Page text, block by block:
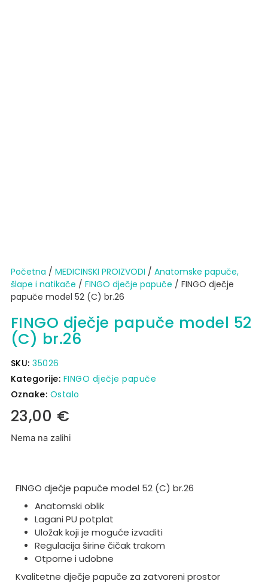
Početna / MEDICINSKI PROIZVODI / Anatomske papuče,
šlape i natikače / FINGO dječje papuče / FINGO dječje
papuče model 52 (C) br.26
FINGO dječje papuče model 52
(C) br.26
SKU:35026
Kategorije: FINGO dječje papuče
Oznake: Ostalo
23,00 €
Nema na zalihi
FINGO dječje papuče model 52 (C) br.26
Anatomski oblik
Lagani PU potplat
Uložak koji je moguće izvaditi
Regulacija širine čičak trakom
Otporne i udobne
Kvalitetne dječje papuče za zatvoreni prostor